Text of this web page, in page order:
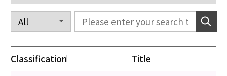
Classification Title